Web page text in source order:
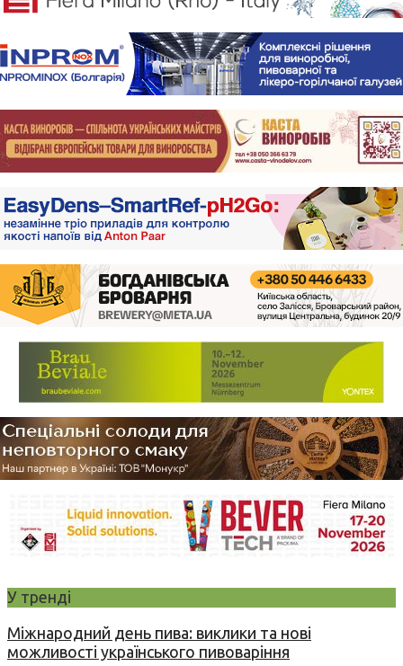
У тренді
Міжнародний день пива: виклики та нові
можливості українського пивоваріння